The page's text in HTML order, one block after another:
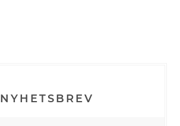
NYHETSBREV